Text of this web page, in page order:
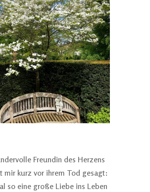
Freundin des Herzens
mir kurz vor ihrem Tod gesagt:
so eine große Liebe ins Leben